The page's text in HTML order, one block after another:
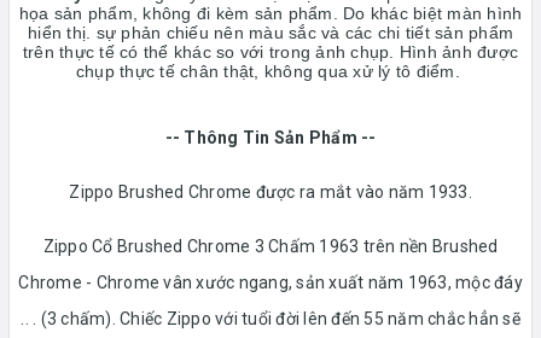
họa sản phẩm, không đi kèm sản phẩm. Do khác biệt màn hình
hiển thị. sự phản chiếu nên màu sắc và các chi tiết sản phẩm
trên thực tế có thể khác so với trong ảnh chụp. Hình ảnh được
chụp thực tế chân thật, không qua xử lý tô điểm.
-- Thông Tin Sản Phẩm --
Zippo Brushed Chrome được ra mắt vào năm 1933.
Zippo Cổ Brushed Chrome 3 Chấm 1963 trên nền Brushed
Chrome - Chrome vân xước ngang, sản xuất năm 1963, mộc đáy
.. . (3 chấm). Chiếc Zippo với tuổi đời lên đến 55 năm chắc hẳn sẽ